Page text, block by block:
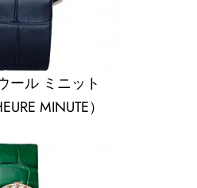
ール ミニット
MINUTE）